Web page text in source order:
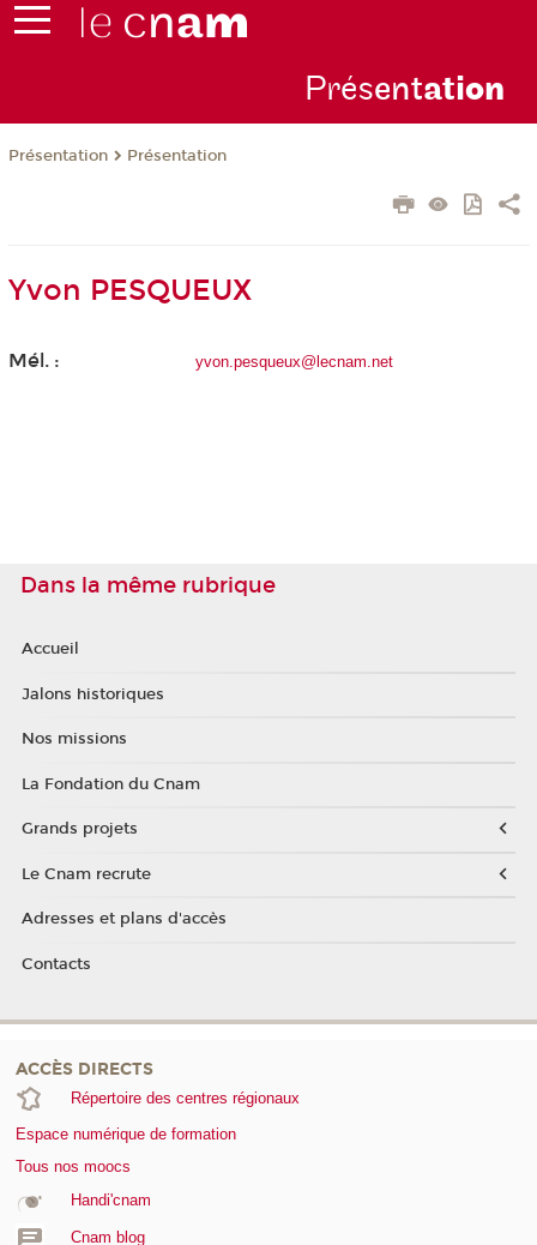
Présentation
Présentation Présentation
Yvon PESQUEUX
Mél. : yvon.pesqueux@lecnam.net
Dans la même rubrique
Accueil
Jalons historiques
Nos missions
La Fondation du Cnam
Grands projets
Le Cnam recrute
Adresses et plans d'accès
Contacts
ACCÈS DIRECTS
Répertoire des centres régionaux
Espace numérique de formation
Tous nos moocs
Handi'cnam
Cnam blog